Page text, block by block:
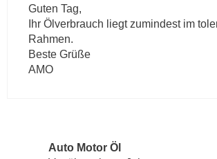
Guten Tag,
Ihr Ölverbrauch liegt zumindest im
Rahmen.
Beste Grüße
AMO
Auto Motor Öl